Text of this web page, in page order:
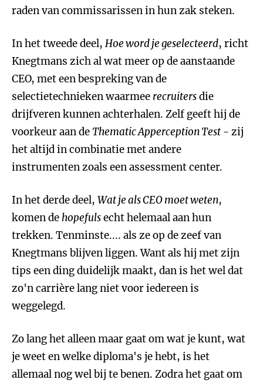
raden van commissarissen in hun zak steken.
In het tweede deel, Hoe word je geselecteerd, richt
Knegtmans zich al wat meer op de aanstaande
CEO, met een bespreking van de
selectietechnieken waarmee recruitersdie
drijfveren kunnen achterhalen. Zelf geeft hij de
voorkeur aan de Thematic Apperception Test - zij
het altijd in combinatie met andere
instrumenten zoals een assessment center.
In het derde deel, Wat je als CEO moet weten,
komen dehopefulsecht helemaal aan hun
trekken. Tenminste.... als ze op de zeef van
Knegtmans blijven liggen. Want als hij met zijn
tips een ding duidelijk maakt, dan is het wel dat
zo'n carrière lang niet voor iedereen is
weggelegd.
Zo lang het alleen maar gaat om wat je kunt, wat
je weet en welke diploma's je hebt, is het
allemaal nog wel bij te benen. Zodra het gaat om